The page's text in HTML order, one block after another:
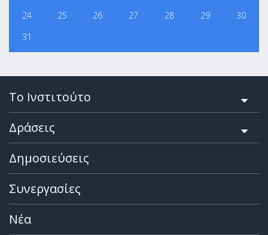
24
25 26 27 28 29
30
31
Το Ινστιτούτο
Δράσεις
Δημοσιεύσεις
Συνεργασίες
Νέα